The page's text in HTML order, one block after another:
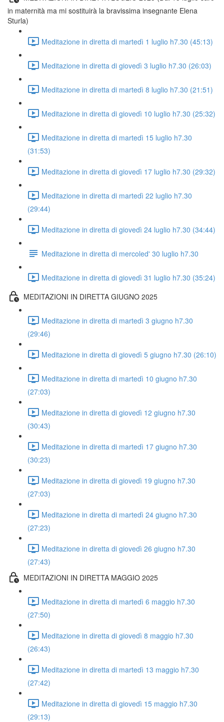
in maternità ma mi sostituirà la bravissima insegnante Elena
Sturla)
Meditazione in diretta di martedì 1 luglio h7.30 (45:13)
Meditazione in diretta di giovedì 3 luglio h7.30 (26:03)
Meditazione in diretta di martedì 8 luglio h7.30 (21:51)
Meditazione in diretta di giovedì 10 luglio h7.30 (25:32)
Meditazione in diretta di martedì 15 luglio h7.30
(31:53)
Meditazione in diretta di giovedì 17 luglio h7.30 (29:32)
Meditazione in diretta di martedì 22 luglio h7.30
(29:44)
Meditazione in diretta di giovedì 24 luglio h7.30 (34:44)
Meditazione in diretta di mercoled' 30 luglio h7.30
Meditazione in diretta di giovedì 31 luglio h7.30 (35:24)
MEDITAZIONI IN DIRETTA GIUGNO 2025
Meditazione in diretta di martedì 3 giugno h7.30
(29:46)
Meditazione in diretta di giovedì 5 giugno h7.30 (26:10)
Meditazione in diretta di martedì 10 giugno h7.30
(27:03)
Meditazione in diretta di giovedì 12 giugno h7.30
(30:43)
Meditazione in diretta di martedì 17 giugno h7.30
(30:23)
Meditazione in diretta di giovedì 19 giugno h7.30
(27:03)
Meditazione in diretta di martedì 24 giugno h7.30
(27:23)
Meditazione in diretta di giovedì 26 giugno h7.30
(27:43)
MEDITAZIONI IN DIRETTA MAGGIO 2025
Meditazione in diretta di martedì 6 maggio h7.30
(27:50)
Meditazione in diretta di giovedì 8 maggio h7.30
(26:43)
Meditazione in diretta di martedì 13 maggio h7.30
(27:42)
Meditazione in diretta di giovedì 15 maggio h7.30
(29:13)